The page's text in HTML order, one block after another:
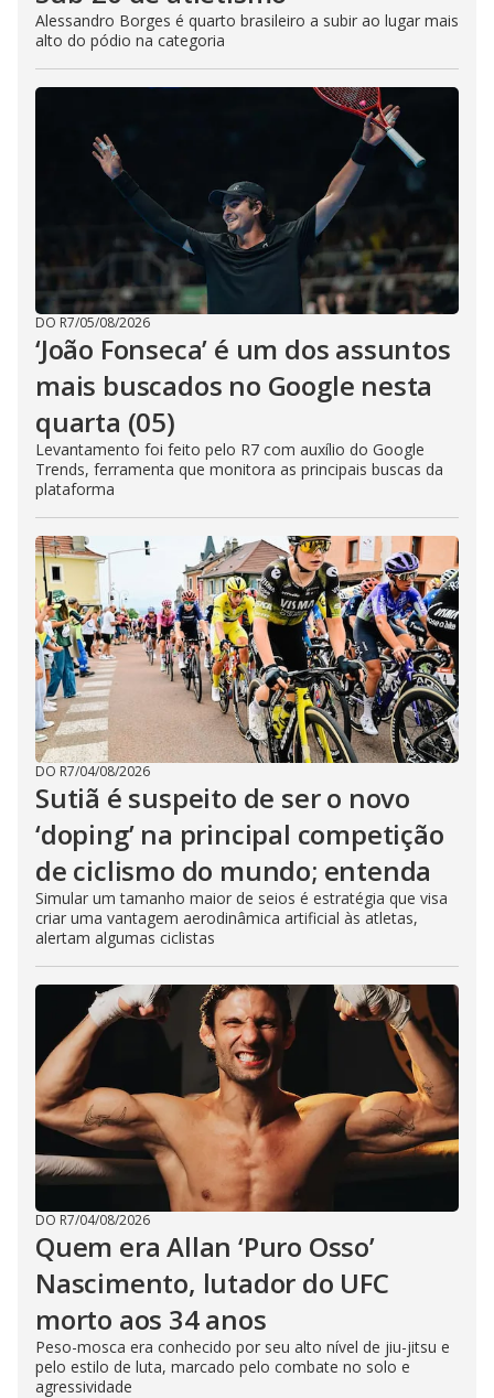
Alessandro Borges é quarto brasileiro a subir ao lugar mais
alto do pódio na categoria
DO R7/05/08/2026
‘João Fonseca’ é um dos assuntos
mais buscados no Google nesta
quarta (05)
Levantamento foi feito pelo R7 com auxílio do Google
Trends, ferramenta que monitora as principais buscas da
plataforma
DO R7/04/08/2026
Sutiã é suspeito de ser o novo
‘doping’ na principal competição
de ciclismo do mundo; entenda
Simular um tamanho maior de seios é estratégia que visa
criar uma vantagem aerodinâmica artificial às atletas,
alertam algumas ciclistas
DO R7/04/08/2026
Quem era Allan ‘Puro Osso’
Nascimento, lutador do UFC
morto aos 34 anos
Peso-mosca era conhecido por seu alto nível de jiu-jitsu e
pelo estilo de luta, marcado pelo combate no solo e
agressividade